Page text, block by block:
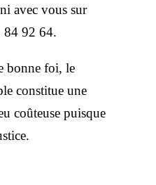
avec vous sur
84 92 64.
bonne foi, le
constitue une
coûteuse puisque